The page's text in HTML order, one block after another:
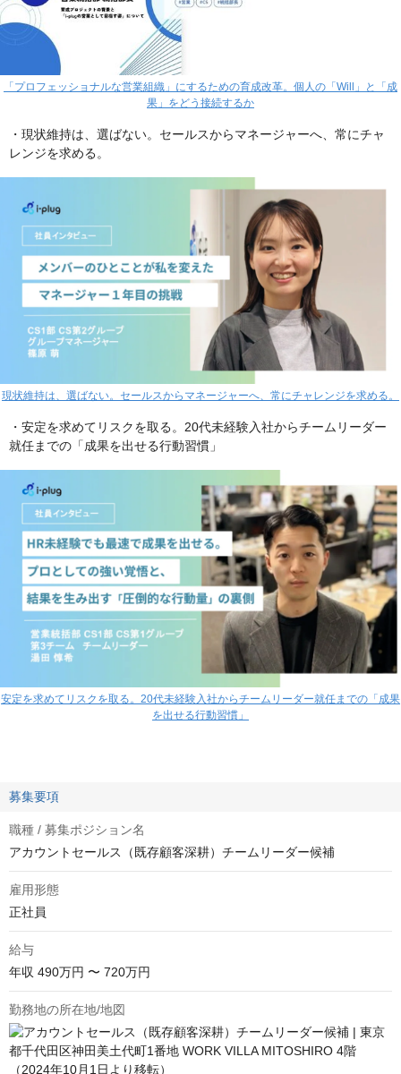
「プロフェッショナルな営業組織」にするための育成改革。個人の「Will」と「成
果」をどう接続するか
・現状維持は、選ばない。セールスからマネージャーへ、常にチャ
レンジを求める。
現状維持は、選ばない。セールスからマネージャーへ、常にチャレンジを求める。
・安定を求めてリスクを取る。20代未経験入社からチームリーダー
就任までの「成果を出せる行動習慣」
安定を求めてリスクを取る。20代未経験入社からチームリーダー就任までの「成果
を出せる行動習慣」
募集要項
職種 / 募集ポジション名
アカウントセールス（既存顧客深耕）チームリーダー候補
雇用形態
正社員
給与
年収 490万円 〜 720万円
勤務地の所在地/地図